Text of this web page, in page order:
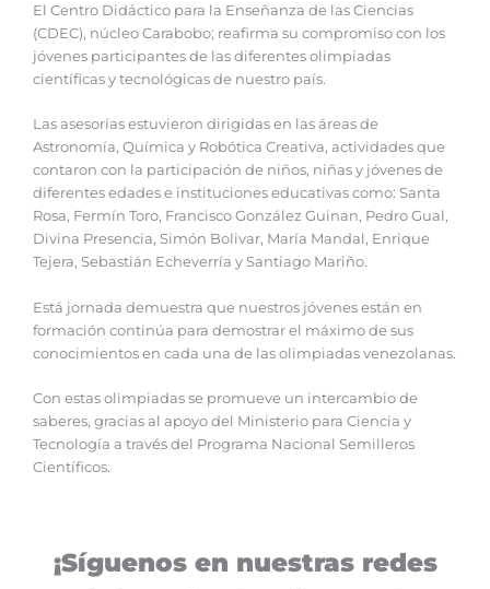
El Centro Didáctico para la Enseñanza de las Ciencias
(CDEC), núcleo Carabobo; reafirma su compromiso con los
jóvenes participantes de las diferentes olimpiadas
científicas y tecnológicas de nuestro país.
Las asesorías estuvieron dirigidas en las áreas de
Astronomía, Química y Robótica Creativa, actividades que
contaron con la participación de niños, niñas y jóvenes de
diferentes edades e instituciones educativas como: Santa
Rosa, Fermín Toro, Francisco González Guinan, Pedro Gual,
Divina Presencia, Simón Bolivar, María Mandal, Enrique
Tejera, Sebastián Echeverría y Santiago Mariño.
Está jornada demuestra que nuestros jóvenes están en
formación continúa para demostrar el máximo de sus
conocimientos en cada una de las olimpiadas venezolanas.
Con estas olimpiadas se promueve un intercambio de
saberes, gracias al apoyo del Ministerio para Ciencia y
Tecnología a través del Programa Nacional Semilleros
Científicos.
¡Síguenos en nuestras redes